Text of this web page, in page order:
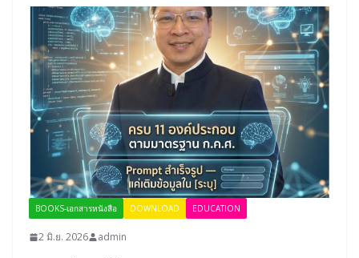
BOOKS-เอกสารหนังสือ DOWNLOAD EDUCATION
2 มิ.ย. 2026 admin